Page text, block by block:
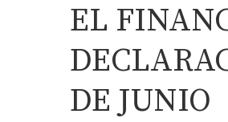
EL
DE JUNIO